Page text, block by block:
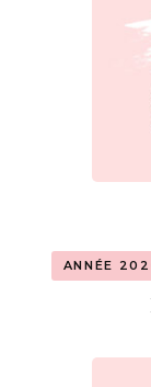
ANNÉE